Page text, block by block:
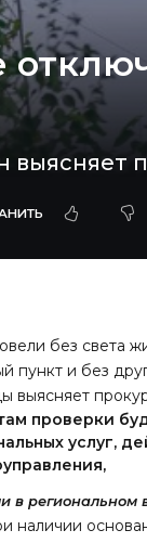
выясняет
без света
пункт и без
выясняет
проверки
услуг,
в региональном
наличии